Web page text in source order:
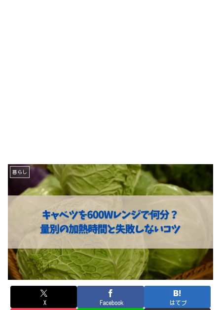
暮らし
X Facebook はてブ